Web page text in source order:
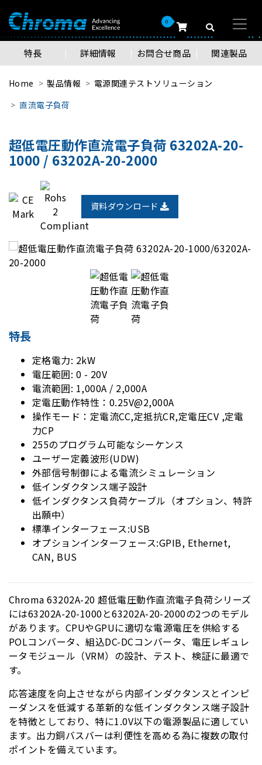
0
特長 詳細情報 お問合せ商品 関連製品
Home 製品情報
電源関連テストソリューション
直流電子負荷
超低電圧動作直流電子負荷 63202A-20-
1000 / 63202A-20-2000
資料ダウンロード
特長
定格電力: 2kW
電圧範囲: 0 - 20V
電流範囲: 1,000A / 2,000A
定電圧動作特性：0.25V@2,000A
操作モード：定電流CC,定抵抗CR,定電圧CV ,定電
力CP
255のプログラム可能なシーケンス
ユーザー定義波形(UDW)
外部信号制御による電流シミュレーション
低インダクタンス端子設計
低インダクタンス負荷ケーブル（オプション、特許
出願中）
標準インターフェース:USB
オプションインターフェース:GPIB, Ethernet,
CAN, BUS
Chroma 63202A-20 超低電圧動作直流電子負荷シリーズ
には63202A-20-1000と63202A-20-2000の2つのモデル
があります。CPUやGPUに適切な電源電圧を供給する
POLコンバータ、組込DC-DCコンバータ、電圧レギュレ
ータモジュール（VRM）の設計、テスト、検証に最適で
す。
応答速度を向上させながら内部インダクタンスとインピ
ーダンスを低減する革新的な低インダクタンス端子設計
を特徴としており、特に1.0V以下の電源製品に適してい
ます。出力銅バスバーは利便性を高める為に複数の取付
ポイントを備えています。